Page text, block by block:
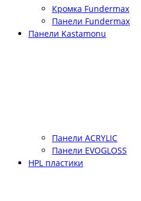
Кромка Fundermax
Панели Fundermax
Панели Kastamonu
Панели ACRYLIC
Панели EVOGLOSS
HPL пластики